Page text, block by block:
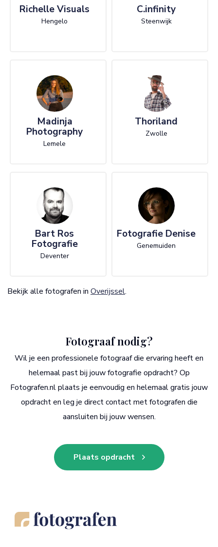
Richelle Visuals
Hengelo
C.infinity
Steenwijk
Madinja
Photography
Lemele
Thoriland
Zwolle
Bart Ros
Fotografie
Deventer
Fotografie Denise
Genemuiden
Bekijk alle fotografen in Overijssel.
Fotograaf nodig?
Wil je een professionele fotograaf die ervaring heeft en
helemaal past bij jouw fotografie opdracht? Op
Fotografen.nl plaats je eenvoudig en helemaal gratis jouw
opdracht en leg je direct contact met fotografen die
aansluiten bij jouw wensen.
Plaats opdracht